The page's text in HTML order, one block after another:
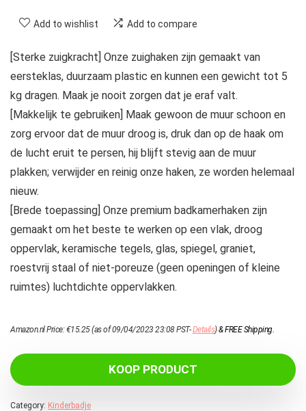
Add to wishlist Add to compare
[Sterke zuigkracht] Onze zuighaken zijn gemaakt van
eersteklas, duurzaam plastic en kunnen een gewicht tot 5
kg dragen. Maak je nooit zorgen dat je eraf valt.
[Makkelijk te gebruiken] Maak gewoon de muur schoon en
zorg ervoor dat de muur droog is, druk dan op de haak om
de lucht eruit te persen, hij blijft stevig aan de muur
plakken; verwijder en reinig onze haken, ze worden helemaal
nieuw.
[Brede toepassing] Onze premium badkamerhaken zijn
gemaakt om het beste te werken op een vlak, droog
oppervlak, keramische tegels, glas, spiegel, graniet,
roestvrij staal of niet-poreuze (geen openingen of kleine
ruimtes) luchtdichte oppervlakken.
Amazon.nl Price:€15.25(as of 09/04/2023 23:08 PST-Details)&FREE Shipping.
KOOP PRODUCT
Category: Kinderbadje